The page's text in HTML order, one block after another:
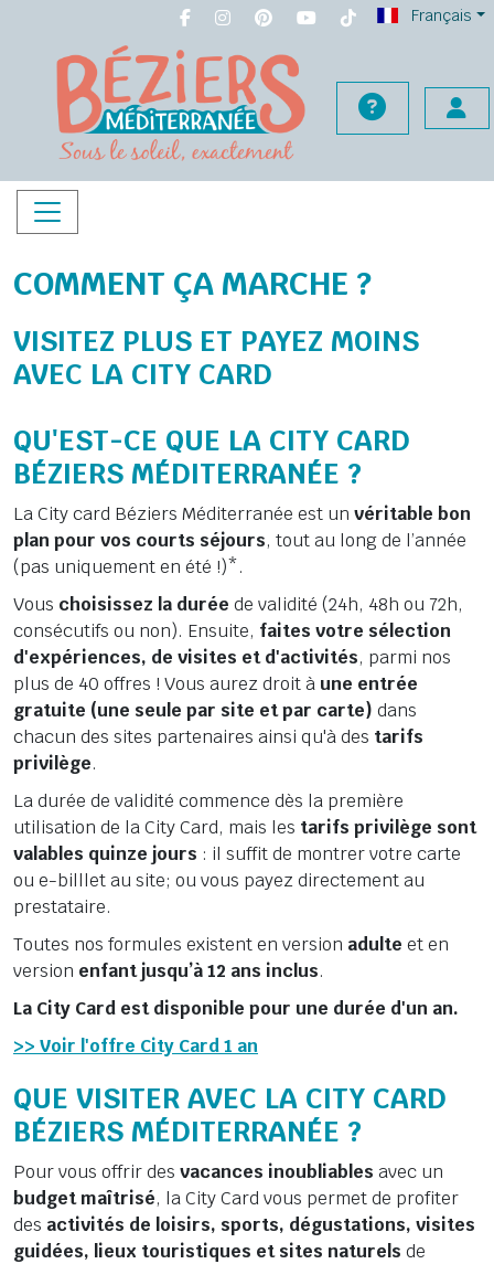
Français
COMMENT ÇA MARCHE ?
VISITEZ PLUS ET PAYEZ MOINS
AVEC LA CITY CARD
QU'EST-CE QUE LA CITY CARD
BÉZIERS MÉDITERRANÉE ?
La City card Béziers Méditerranée est un véritable bon
plan pour vos courts séjours, tout au long de l’année
(pas uniquement en été !)*.
Vous choisissez la durée de validité (24h, 48h ou 72h,
consécutifs ou non). Ensuite, faites votre sélection
d'expériences, de visites et d'activités, parmi nos
plus de 40 offres ! Vous aurez droit à une entrée
gratuite (une seule par site et par carte) dans
chacun des sites partenaires ainsi qu'à des tarifs
privilège.
La durée de validité commence dès la première
utilisation de la City Card, mais les tarifs privilège sont
valables quinze jours : il suffit de montrer votre carte
ou e-billlet au site; ou vous payez directement au
prestataire.
Toutes nos formules existent en version adulte et en
version enfant jusqu’à 12 ans inclus.
La City Card est disponible pour une durée d'un an.
>> Voir l'offre City Card 1 an
QUE VISITER AVEC LA CITY CARD
BÉZIERS MÉDITERRANÉE ?
Pour vous offrir des vacances inoubliables avec un
budgetmaîtrisé, la City Card vous permet de profiter
des activités de loisirs, sports, dégustations, visites
guidées, lieux touristiques et sites naturels de